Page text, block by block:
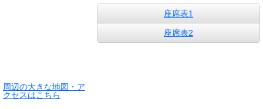
周辺の大きな地図・ア
クセスはこちら
座席表1
座席表2